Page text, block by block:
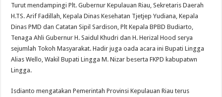
Turut mendampingi Plt. Gubernur Kepulauan Riau, Sekretaris Daerah
H.TS. Arif Fadillah, Kepala Dinas Kesehatan Tjetjep Yudiana, Kepala
Dinas PMD dan Catatan Sipil Sardison, Plt Kepala BPBD Budiarto,
Tenaga Ahli Gubernur H. Saidul Khudri dan H. Herizal Hood serya
sejumlah Tokoh Masyarakat. Hadir juga oada acara ini Bupati Lingga
Alias Wello, Wakil Bupati Lingga M. Nizar beserta FKPD kabupatwn
Lingga.
Isdianto mengatakan Pemerintah Provinsi Kepulauan Riau terus